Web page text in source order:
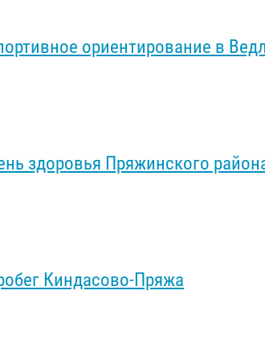
ориентирование в
здоровья Пряжинского
Киндасово-Пряжа